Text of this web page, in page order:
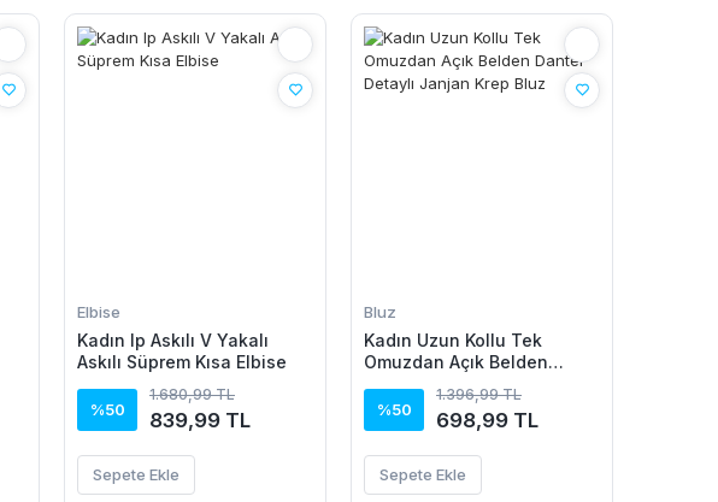
Elbise
Kadın Ip Askılı V Yakalı
Askılı Süprem Kısa Elbise
%50
1.680,99 TL
839,99 TL
Sepete Ekle
Bluz
Kadın Uzun Kollu Tek
Omuzdan Açık Belden
Bluz
%50
1.396,99 TL
698,99 TL
Sepete Ekle